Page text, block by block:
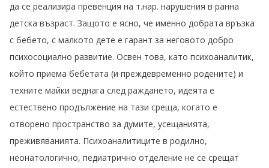
да се реализира превенция на т.нар. нарушения в ранна
детска възраст. Защото е ясно, че именно добрата връзка
с бебето, с малкото дете е гарант за неговото добро
психосоциално развитие. Освен това, като психоаналитик,
който приема бебетата (и преждевременно родените) и
техните майки веднага след раждането, идеята е
естествено продължение на тази среща, когато е
отворено пространство за думите, усещанията,
преживяванията. Психоаналитиците в родилно,
неонатологично, педиатрично отделение не се срещат